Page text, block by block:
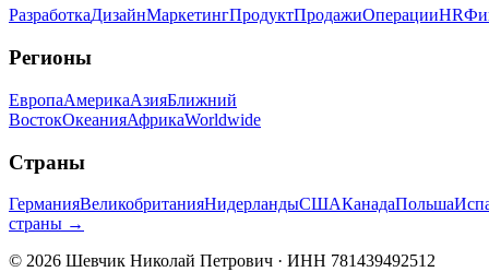
РазработкаДизайнМаркетингПродуктПродажиОперацииHR
Регионы
ЕвропаАмерикаАзияБлижний
ВостокОкеанияАфрикаWorldwide
Страны
ГерманияВеликобританияНидерландыСШАКанадаПольша
страны →
© 2026 Шевчик Николай Петрович · ИНН 781439492512